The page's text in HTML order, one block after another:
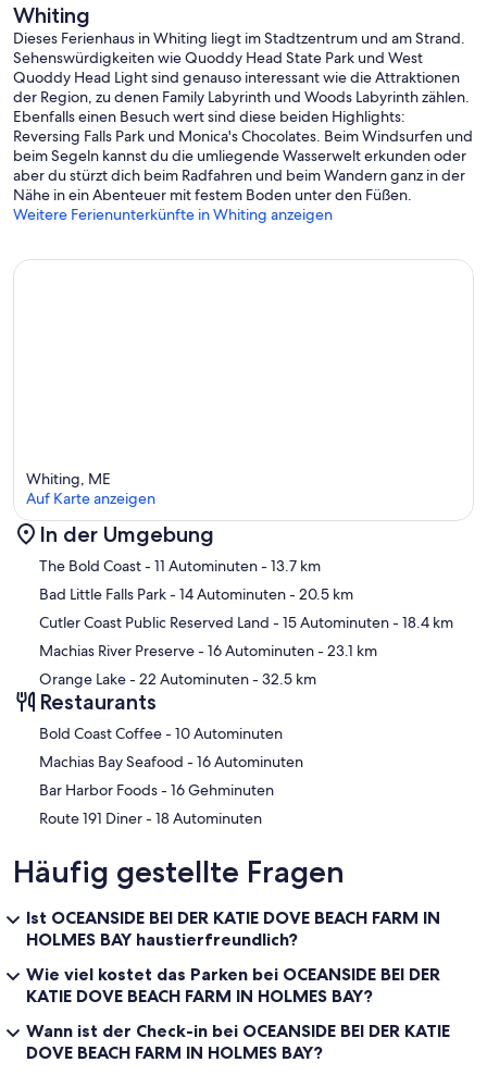
Whiting
Dieses Ferienhaus in Whiting liegt im Stadtzentrum und am Strand.
Sehenswürdigkeiten wie Quoddy Head State Park und West
Quoddy Head Light sind genauso interessant wie die Attraktionen
der Region, zu denen Family Labyrinth und Woods Labyrinth zählen.
Ebenfalls einen Besuch wert sind diese beiden Highlights:
Reversing Falls Park und Monica's Chocolates. Beim Windsurfen und
beim Segeln kannst du die umliegende Wasserwelt erkunden oder
aber du stürzt dich beim Radfahren und beim Wandern ganz in der
Nähe in ein Abenteuer mit festem Boden unter den Füßen.
Weitere Ferienunterkünfte in Whiting anzeigen
Karte
Whiting, ME
Auf Karte anzeigen
In der Umgebung
The Bold Coast- 11 Autominuten- 13.7 km
Bad Little Falls Park- 14 Autominuten- 20.5 km
Cutler Coast Public Reserved Land - 15 Autominuten- 18.4 km
Machias River Preserve- 16 Autominuten- 23.1 km
Orange Lake- 22 Autominuten- 32.5 km
Restaurants
‪Bold Coast Coffee - ‬10 Autominuten
‪Machias Bay Seafood - ‬16 Autominuten
‪Bar Harbor Foods - ‬16 Gehminuten
‪Route 191 Diner - ‬18 Autominuten
Häufig gestellte Fragen
Ist OCEANSIDE BEI DER KATIE DOVE BEACH FARM IN
HOLMES BAY haustierfreundlich?
Wie viel kostet das Parken bei OCEANSIDE BEI DER
KATIE DOVE BEACH FARM IN HOLMES BAY?
Wann ist der Check-in bei OCEANSIDE BEI DER KATIE
DOVE BEACH FARM IN HOLMES BAY?